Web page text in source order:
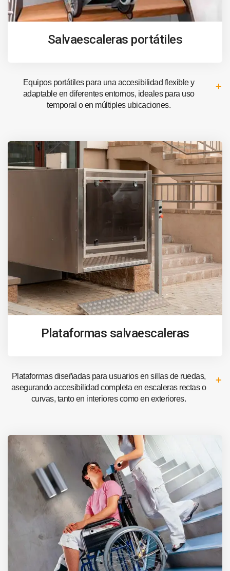
Salvaescaleras portátiles
Equipos portátiles para una accesibilidad flexible y
adaptable en diferentes entornos, ideales para uso
temporal o en múltiples ubicaciones.
Plataformas salvaescaleras
Plataformas diseñadas para usuarios en sillas de ruedas,
asegurando accesibilidad completa en escaleras rectas o
curvas, tanto en interiores como en exteriores.